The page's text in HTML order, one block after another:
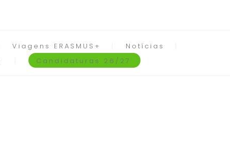
Viagens ERASMUS+
Notícias
Candidaturas 26/27